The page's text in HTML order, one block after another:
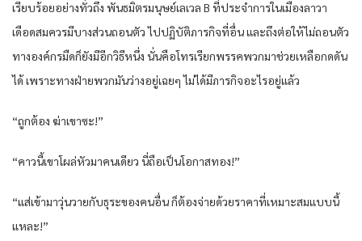
เรียบร้อยอย่างทั่วถึง พันธมิตรมนุษย์เลเวล B ที่ประจำการในเมืองลาวา
เดือดสมควรมีบางส่วนถอนตัว ไปปฏิบัติภารกิจที่อื่น และถึงต่อให้ไม่ถอนตัว
ทางองค์กรมืดก็ยังมีอีกวิธีหนึ่ง นั่นคือโทรเรียกพรรคพวกมาช่วยเหลือกดดัน
ได้ เพราะทางฝ่ายพวกมันว่างอยู่เฉยๆ ไม่ได้มีภารกิจอะไรอยู่แล้ว
“ถูกต้อง ฆ่าเขาซะ!”
“คาวนี้เขาโผล่หัวมาคนเดียว นี่ถือเป็นโอกาสทอง!”
“แส่เข้ามาวุ่นวายกับธุระของคนอื่น ก็ต้องจ่ายด้วยราคาที่เหมาะสมแบบนี้
แหละ!”